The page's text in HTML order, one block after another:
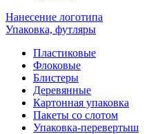
Нанесение логотипа
Упаковка, футляры
Пластиковые
Флоковые
Блистеры
Деревянные
Картонная упаковка
Пакеты со слотом
Упаковка-перевертыш